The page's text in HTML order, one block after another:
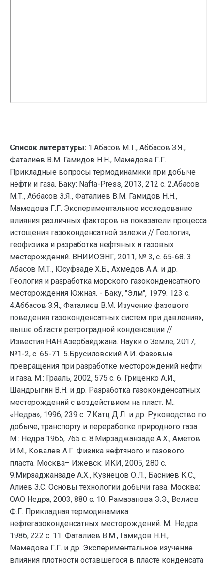
Список литературы: 1.Абасов М.Т., Аббасов З.Я.,
Фаталиев В.М. Гамидов Н.Н., Мамедова Г.Г.
Прикладные вопросы термодинамики при добыче
нефти и газа. Баку: Nafta-Press, 2013, 212 с. 2.Абасов
М.Т., Аббасов З.Я., Фаталиев В.М. Гамидов Н.Н.,
Мамедова Г.Г. Экспериментальное исследование
влияния различных факторов на показатели процесса
истощения газоконденсатной залежи // Геология,
геофизика и разработка нефтяных и газовых
месторождений. ВНИИОЭНГ, 2011, № 3, с. 65-68. 3.
Абасов М.Т., Юсуфзаде Х.Б., Ахмедов А.А. и др.
Геология и разработка морского газоконденсатного
месторождения Южная. - Баку, "Элм", 1979. 123 с.
4.Аббасов З.Я., Фаталиев В.М. Изучение фазового
поведения газоконденсатных систем при давлениях,
выше области ретроградной конденсации //
Известия НАН Азербайджана. Науки о Земле, 2017,
№1-2, с. 65-71. 5.Брусиловский А.И. Фазовые
превращения при разработке месторождений нефти
и газа. М.: Грааль, 2002, 575 с. 6. Гриценко А.И.,
Шандрыгин В.Н. и др. Разработка газоконденсатных
месторождений с воздействием на пласт. М.:
«Недра», 1996, 239 с. 7.Катц Д.Л. и др. Руководство по
добыче, транспорту и переработке природного газа.
М.: Недра 1965, 765 с. 8.Мирзаджанзаде А.Х., Аметов
И.М., Ковалев А.Г. Физика нефтяного и газового
пласта. Москва– Ижевск: ИКИ, 2005, 280 с.
9.Мирзаджанзаде А.Х., Кузнецов О.Л., Басниев К.С.,
Алиев З.С. Основы технологии добычи газа. Москва:
ОАО Недра, 2003, 880 с. 10. Рамазанова Э.Э., Велиев
Ф.Г. Прикладная термодинамика
нефтегазоконденсатных месторождений. М.: Недра
1986, 222 с. 11. Фаталиев В.М., Гамидов Н.Н.,
Мамедова Г.Г. и др. Экспериментальное изучение
влияния плотности оставшегося в пласте конденсата